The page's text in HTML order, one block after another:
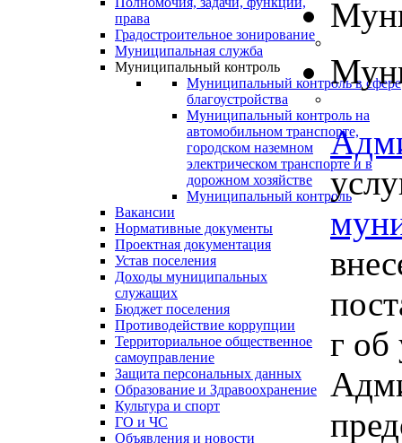
права
Градостроительное зонирование
Муниципальная служба
Муниципальный контроль
Муниципальный контроль в сфере
благоустройства
Муниципальный контроль на
автомобильном транспорте,
городском наземном
электрическом транспорте и в
дорожном хозяйстве
Муниципальный контроль
Вакансии
Нормативные документы
Проектная документация
Устав поселения
Доходы муниципальных
служащих
Бюджет поселения
Противодействие коррупции
Территориальное общественное
самоуправление
Защита персональных данных
Образование и Здравоохранение
Культура и спорт
ГО и ЧС
Объявления и новости
г об